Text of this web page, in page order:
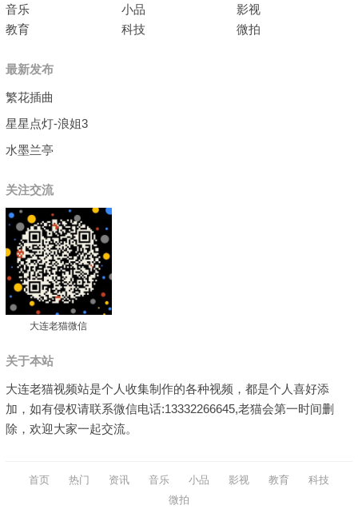
音乐
小品
影视
教育
科技 微拍
最新发布
繁花插曲
星星点灯-浪姐3
水墨兰亭
关注交流
大连老猫微信
关于本站
大连老猫视频站是个人收集制作的各种视频，都是个人喜好添
加，如有侵权请联系微信电话:13332266645,老猫会第一时间删
除，欢迎大家一起交流。
首页 热门 资讯 音乐 小品 影视 教育
科技
微拍